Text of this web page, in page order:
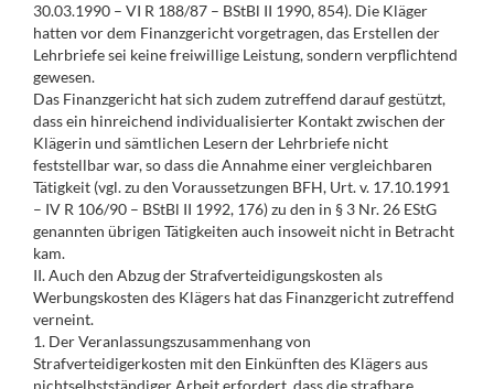
30.03.1990 – VI R 188/87 – BStBl II 1990, 854). Die Kläger
hatten vor dem Finanzgericht vorgetragen, das Erstellen der
Lehrbriefe sei keine freiwillige Leistung, sondern verpflichtend
gewesen.
Das Finanzgericht hat sich zudem zutreffend darauf gestützt,
dass ein hinreichend individualisierter Kontakt zwischen der
Klägerin und sämtlichen Lesern der Lehrbriefe nicht
feststellbar war, so dass die Annahme einer vergleichbaren
Tätigkeit (vgl. zu den Voraussetzungen BFH, Urt. v. 17.10.1991
– IV R 106/90 – BStBl II 1992, 176) zu den in § 3 Nr. 26 EStG
genannten übrigen Tätigkeiten auch insoweit nicht in Betracht
kam.
II. Auch den Abzug der Strafverteidigungskosten als
Werbungskosten des Klägers hat das Finanzgericht zutreffend
verneint.
1. Der Veranlassungszusammenhang von
Strafverteidigerkosten mit den Einkünften des Klägers aus
nichtselbstständiger Arbeit erfordert, dass die strafbare